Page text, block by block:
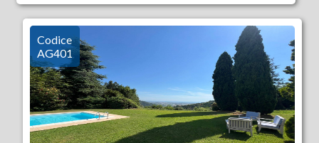
Codice
AG401